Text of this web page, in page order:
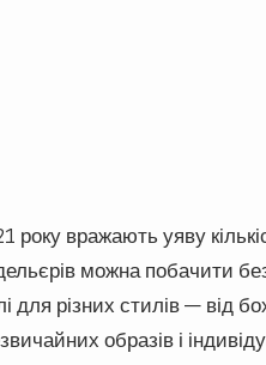
року вражають уяву
можна побачити
для різних стилів — від
образів і